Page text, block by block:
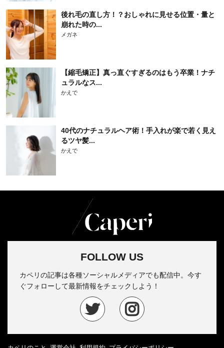
後れ毛の直し方！？おしゃれに見せる位置・量と
崩れた時の...
メガネ
【縮毛矯正】真っ直ぐすぎるのはもう卒業！ナチ
ュラルなス...
かえで
40代のナチュラルヘア術！手入れが楽で若く見え
るツヤ髪...
かえで
FOLLOW US
カペリの記事は各種ソーシャルメディアでも配信中。今す
ぐフォローして最新情報をチェックしよう！